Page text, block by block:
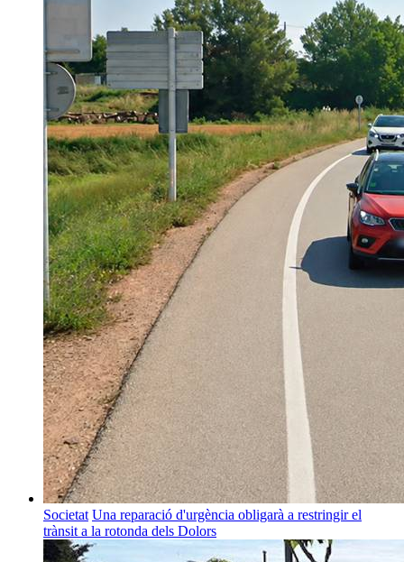
Societat Una reparació d'urgència obligarà a restringir el
trànsit a la rotonda dels Dolors